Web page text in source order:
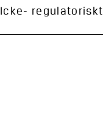
Icke- regulatoriskt